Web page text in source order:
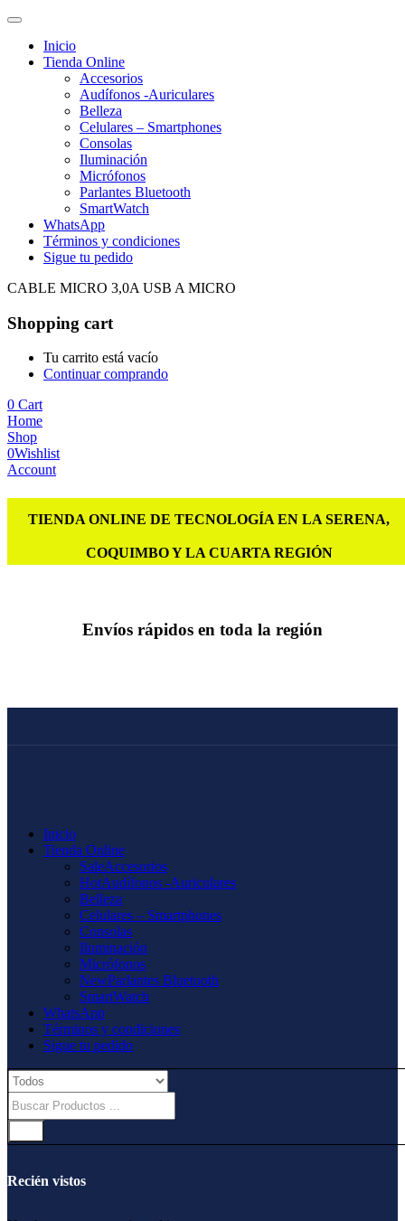
Inicio
Tienda Online
Accesorios
Audífonos -Auriculares
Belleza
Celulares – Smartphones
Consolas
Iluminación
Micrófonos
Parlantes Bluetooth
SmartWatch
WhatsApp
Términos y condiciones
Sigue tu pedido
CABLE MICRO 3,0A USB A MICRO
Shopping cart
Tu carrito está vacío
Continuar comprando
0 Cart
Home
Shop
0Wishlist
Account
TIENDA ONLINE DE TECNOLOGÍA EN LA SERENA,
COQUIMBO Y LA CUARTA REGIÓN
Envíos rápidos en toda la región
Inicio
Tienda Online
SaleAccesorios
HotAudífonos -Auriculares
Belleza
Celulares – Smartphones
Consolas
Iluminación
Micrófonos
NewParlantes Bluetooth
SmartWatch
WhatsApp
Términos y condiciones
Sigue tu pedido
Recién vistos